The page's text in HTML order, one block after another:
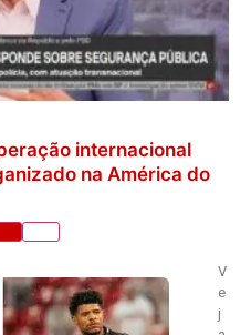
internacional
na América do
V
e
j